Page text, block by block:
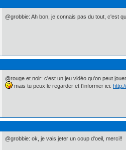
@grobbie: Ah bon, je connais pas du tout, c'est
@rouge.et.noir: c'est un jeu vidéo qu'on peut
mais tu peux le regarder et t'informer ici:
@grobbie: ok, je vais jeter un coup d'oeil, merci!!